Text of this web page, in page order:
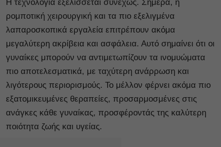
Η τεχνολογία εξελίσσεται συνεχώς. Σήμερα, η
ρομποτική χειρουργική και τα πιο εξελιγμένα
λαπαροσκοπικά εργαλεία επιτρέπουν ακόμα
μεγαλύτερη ακρίβεια και ασφάλεια. Αυτό σημαίνει ότι οι
γυναίκες μπορούν να αντιμετωπίζουν τα ινομυώματα
πιο αποτελεσματικά, με ταχύτερη ανάρρωση και
λιγότερους περιορισμούς. Το μέλλον φέρνει ακόμα πιο
εξατομικευμένες θεραπείες, προσαρμοσμένες στις
ανάγκες κάθε γυναίκας, προσφέροντάς της καλύτερη
ποιότητα ζωής και υγείας.